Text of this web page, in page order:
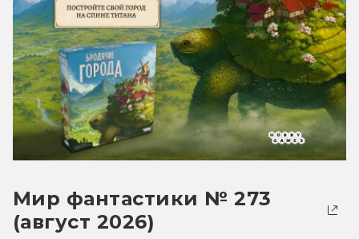
Мир фантастики № 273
(август 2026)